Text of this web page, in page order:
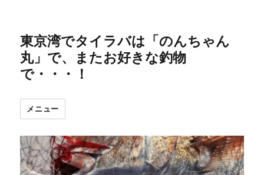
東京湾でタイラバは「のんちゃん
丸」で、またお好きな釣物
で・・・！
メニュー